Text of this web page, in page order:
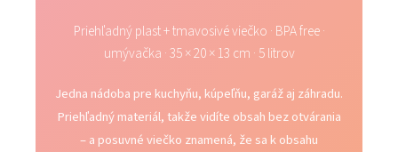
Priehľadný plast + tmavosivé viečko · BPA free ·
umývačka · 35 × 20 × 13 cm · 5 litrov
Jedna nádoba pre kuchyňu, kúpeľňu, garáž aj záhradu.
Priehľadný materiál, takže vidíte obsah bez otvárania
– a posuvné viečko znamená, že sa k obsahu